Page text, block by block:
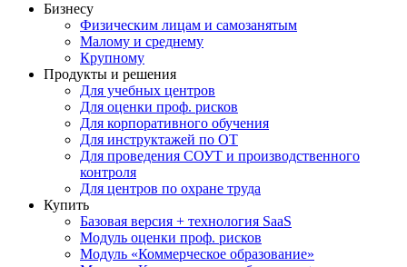
Бизнесу
Физическим лицам и самозанятым
Малому и среднему
Крупному
Продукты и решения
Для учебных центров
Для оценки проф. рисков
Для корпоративного обучения
Для инструктажей по ОТ
Для проведения СОУТ и производственного
контроля
Для центров по охране труда
Купить
Базовая версия + технология SaaS
Модуль оценки проф. рисков
Модуль «Коммерческое образование»